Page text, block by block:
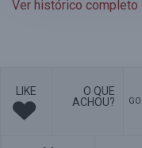
Ver histórico completo
LIKE
O QUE
ACHOU?